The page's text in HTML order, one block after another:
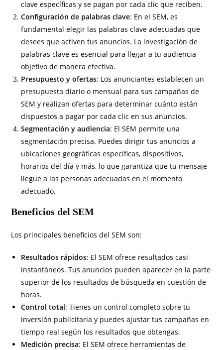
clave específicas y se pagan por cada clic que reciben.
Configuración de palabras clave: En el SEM, es
fundamental elegir las palabras clave adecuadas que
desees que activen tus anuncios. La investigación de
palabras clave es esencial para llegar a tu audiencia
objetivo de manera efectiva.
Presupuesto y ofertas: Los anunciantes establecen un
presupuesto diario o mensual para sus campañas de
SEM y realizan ofertas para determinar cuánto están
dispuestos a pagar por cada clic en sus anuncios.
Segmentación y audiencia: El SEM permite una
segmentación precisa. Puedes dirigir tus anuncios a
ubicaciones geográficas específicas, dispositivos,
horarios del día y más, lo que garantiza que tu mensaje
llegue a las personas adecuadas en el momento
adecuado.
Beneficios del SEM
Los principales beneficios del SEM son:
Resultados rápidos: El SEM ofrece resultados casi
instantáneos. Tus anuncios pueden aparecer en la parte
superior de los resultados de búsqueda en cuestión de
horas.
Control total: Tienes un control completo sobre tu
inversión publicitaria y puedes ajustar tus campañas en
tiempo real según los resultados que obtengas.
Medición precisa: El SEM ofrece herramientas de